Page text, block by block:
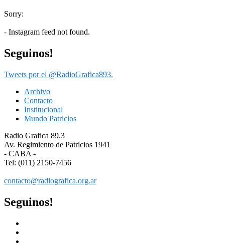
Sorry:
- Instagram feed not found.
Seguinos!
Tweets por el @RadioGrafica893.
Archivo
Contacto
Institucional
Mundo Patricios
Radio Grafica 89.3
Av. Regimiento de Patricios 1941
- CABA -
Tel: (011) 2150-7456
contacto@radiografica.org.ar
Seguinos!